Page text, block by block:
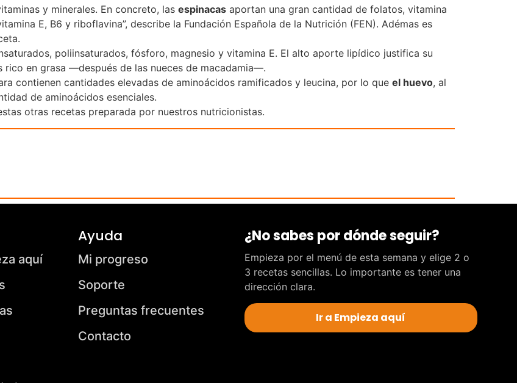
y minerales. En concreto, las espinacas aportan una gran cantidad de folatos, vitamina
E, B6 y riboflavina”, describe la Fundación Española de la Nutrición (FEN). Adémas es
poliinsaturados, fósforo, magnesio y vitamina E. El alto aporte lipídico justifica su
en grasa —después de las nueces de macadamia—.
contienen cantidades elevadas de aminoácidos ramificados y leucina, por lo que el huevo, al
de aminoácidos esenciales.
otras recetas preparada por nuestros nutricionistas.
aquí
Ayuda
Mi progreso
Soporte
Preguntas frecuentes
Contacto
¿No sabes por dónde seguir?
Empieza por el menú de esta semana y elige 2 o
3 recetas sencillas. Lo importante es tener una
dirección clara.
Ir a Empieza aquí